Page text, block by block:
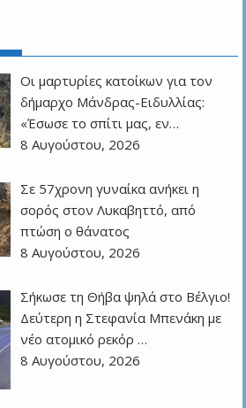
Οι μαρτυρίες κατοίκων για τον
δήμαρχο Μάνδρας-Ειδυλλίας:
«Έσωσε το σπίτι μας, εν…
8 Αυγούστου, 2026
Σε 57χρονη γυναίκα ανήκει η
σορός στον Λυκαβηττό, από
πτώση ο θάνατος
8 Αυγούστου, 2026
Σήκωσε τη Θήβα ψηλά στο Βέλγιο!
Δεύτερη η Στεφανία Μπενάκη με
νέο ατομικό ρεκόρ …
8 Αυγούστου, 2026